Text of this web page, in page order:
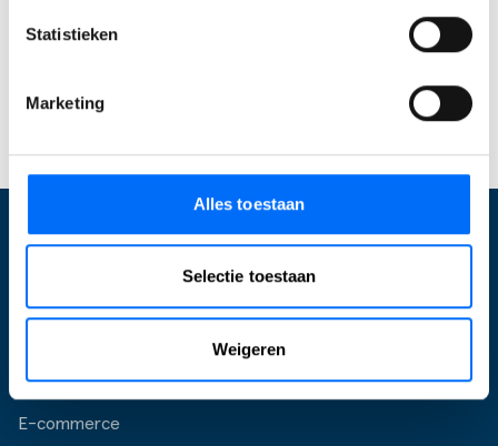
Statistieken
Marketing
Alles toestaan
Selectie toestaan
Weigeren
neem contact met
om jouw specifieke mogelijkheden te
Optimalisatie Business Central
Inrichten Business Central
Upgraden
E-commerce